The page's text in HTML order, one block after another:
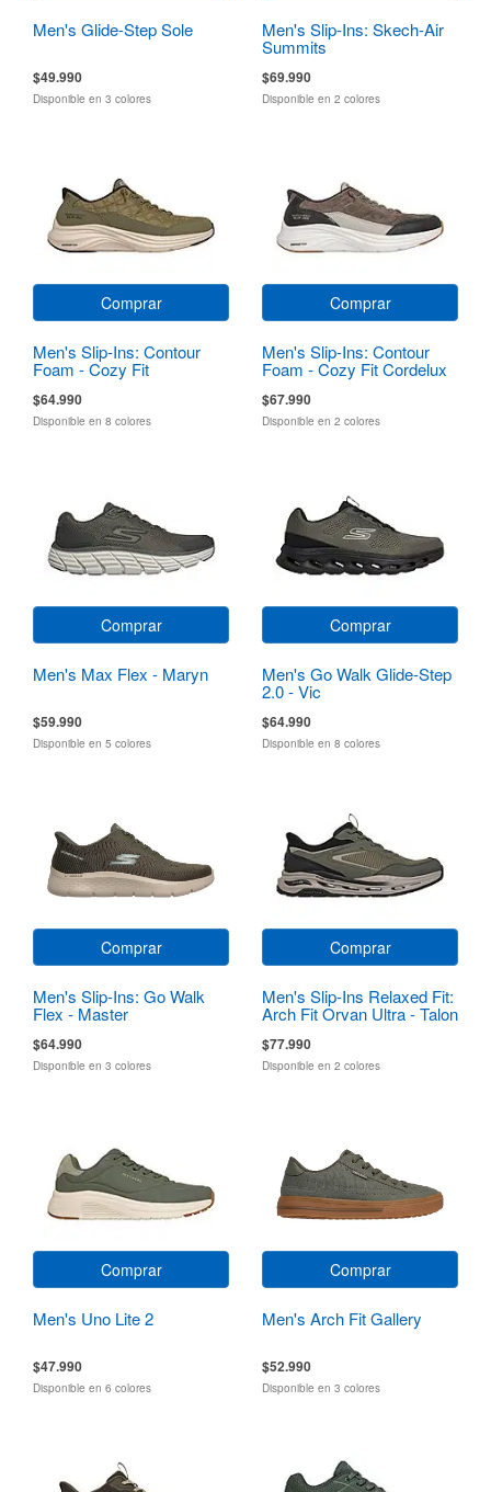
Men's Glide-Step Sole
$49.990
Disponible en 3 colores
Men's Slip-Ins: Skech-Air
Summits
$69.990
Disponible en 2 colores
Comprar
Men's Slip-Ins: Contour
Foam - Cozy Fit
$64.990
Disponible en 8 colores
Comprar
Men's Slip-Ins: Contour
Foam - Cozy Fit Cordelux
$67.990
Disponible en 2 colores
Comprar
Men's Max Flex - Maryn
$59.990
Disponible en 5 colores
Comprar
Men's Go Walk Glide-Step
2.0 - Vic
$64.990
Disponible en 8 colores
Comprar
Men's Slip-Ins: Go Walk
Flex - Master
$64.990
Disponible en 3 colores
Comprar
Men's Slip-Ins Relaxed Fit:
Arch Fit Orvan Ultra - Talon
$77.990
Disponible en 2 colores
Comprar
Men's Uno Lite 2
$47.990
Disponible en 6 colores
Comprar
Men's Arch Fit Gallery
$52.990
Disponible en 3 colores